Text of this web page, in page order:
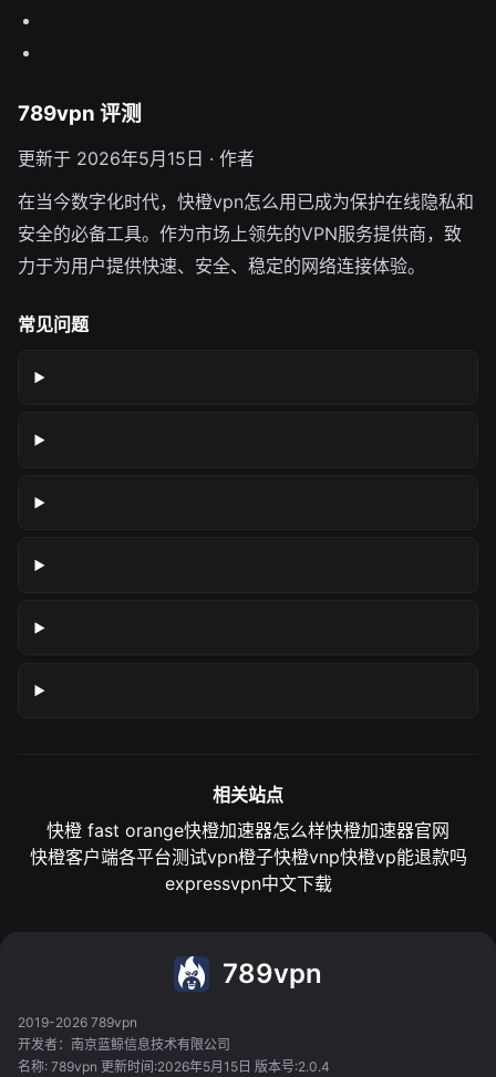
789vpn 评测
更新于 2026年5月15日 · 作者
在当今数字化时代，快橙vpn怎么用已成为保护在线隐私和
安全的必备工具。作为市场上领先的VPN服务提供商，致
力于为用户提供快速、安全、稳定的网络连接体验。
常见问题
相关站点
快橙 fast orange快橙加速器怎么样快橙加速器官网
快橙客户端各平台测试vpn橙子快橙vnp快橙vp能退款吗
expressvpn中文下载
789vpn
2019-2026 789vpn
开发者：南京蓝鲸信息技术有限公司
名称: 789vpn 更新时间:2026年5月15日 版本号:2.0.4